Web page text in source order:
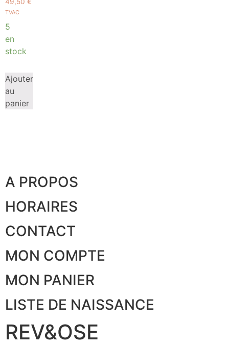
TVAC
5
en
stock
Ajouter
au
panier
A PROPOS
HORAIRES
CONTACT
MON COMPTE
MON PANIER
LISTE DE NAISSANCE
REV&OSE